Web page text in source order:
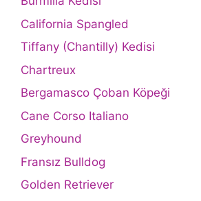
California Spangled
Tiffany (Chantilly) Kedisi
Chartreux
Bergamasco Çoban Köpeği
Cane Corso Italiano
Greyhound
Fransız Bulldog
Golden Retriever